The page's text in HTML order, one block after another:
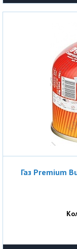
Газ Premium